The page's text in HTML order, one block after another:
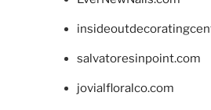
salvatoresinpoint.com
jovialfloralco.com